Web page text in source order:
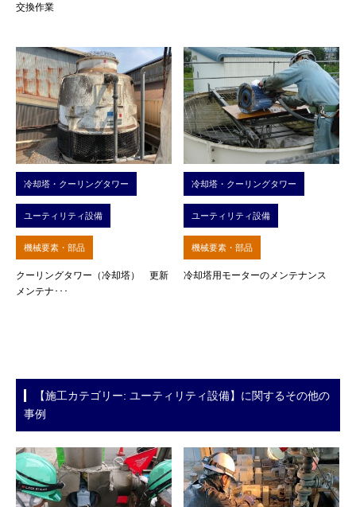
交換作業
冷却塔・クーリングタワー
ユーティリティ設備
機械要素・部品
クーリングタワー（冷却塔） 更新
メンテナ･･･
冷却塔・クーリングタワー
ユーティリティ設備
機械要素・部品
冷却塔用モーターのメンテナンス
【施工カテゴリー: ユーティリティ設備】に関するその他の
事例